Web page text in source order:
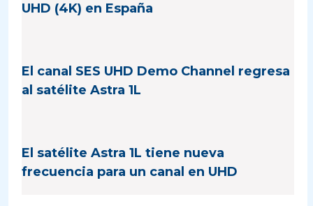
UHD (4K) en España
El canal SES UHD Demo Channel regresa
al satélite Astra 1L
El satélite Astra 1L tiene nueva
frecuencia para un canal en UHD